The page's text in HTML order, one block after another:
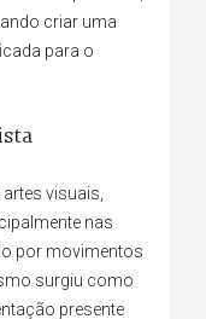
criar uma
para o
visuais,
nas
por movimentos
surgiu como
presente